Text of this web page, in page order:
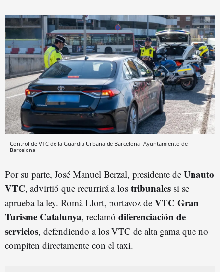
Control de VTC de la Guardia Urbana de Barcelona Ayuntamiento de
Barcelona
Por su parte, José Manuel Berzal, presidente de Unauto
VTC, advirtió que recurrirá a los tribunales si se
aprueba la ley. Romà Llort, portavoz de VTC Gran
Turisme Catalunya, reclamó diferenciación de
servicios, defendiendo a los VTC de alta gama que no
compiten directamente con el taxi.